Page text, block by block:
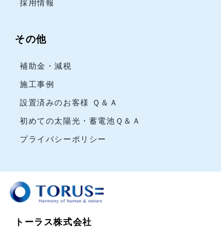
採用情報
その他
補助金・減税
施工事例
設置済みのお客様 Ｑ＆Ａ
初めての太陽光・蓄電池Ｑ＆Ａ
プライバシーポリシー
トーラス株式会社